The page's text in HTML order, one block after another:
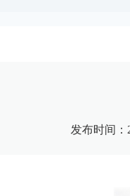
发布时间：